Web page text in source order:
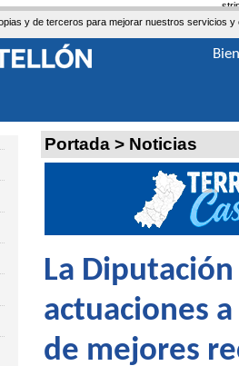
y de terceros para mejorar nuestros servicios
Portada > Noticias
La
actuaciones
de mejores